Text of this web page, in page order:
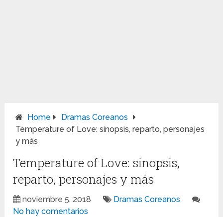
Home
Dramas Coreanos
Temperature of Love: sinopsis, reparto, personajes
y más
Temperature of Love: sinopsis,
reparto, personajes y más
noviembre 5, 2018
Dramas Coreanos
No hay comentarios